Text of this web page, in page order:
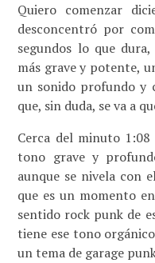
Quiero comenzar
desconcentró por
segundos lo que
más grave y potente,
un sonido profundo y
que, sin duda, se va a
Cerca del minuto 1:08
tono grave y
aunque se nivela con
que es un momento
sentido rock punk de
tiene ese tono
un tema de garage